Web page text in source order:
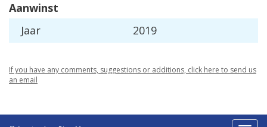
Aanwinst
Jaar
2019
If you have any comments, suggestions or additions, click here to send us
an email